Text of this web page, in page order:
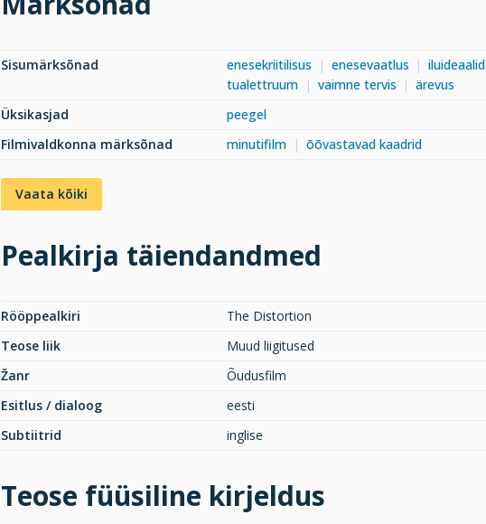
Sisumärksõnad enesekriitilisus enesevaatlus iluideaalid
tualettruum
vaimne tervis
ärevus
Üksikasjad
peegel
Filmivaldkonna märksõnad
minutifilm õõvastavad kaadrid
Vaata kõiki
Pealkirja täiendandmed
Rööppealkiri
The Distortion
Teose liik
Muud liigitused
Žanr
Õudusfilm
Esitlus / dialoog
eesti
Subtiitrid
inglise
Teose füüsiline kirjeldus